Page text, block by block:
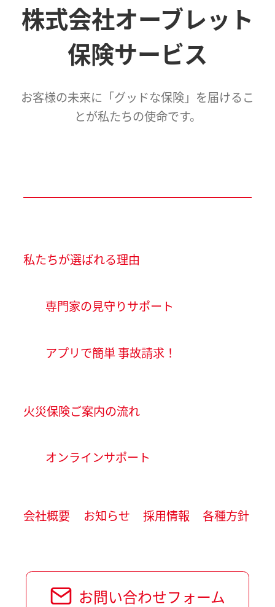
株式会社オーブレット
保険サービス
お客様の未来に「グッドな保険」を届けるこ
とが私たちの使命です。
私たちが選ばれる理由
専門家の見守りサポート
アプリで簡単 事故請求！
火災保険ご案内の流れ
オンラインサポート
会社概要 お知らせ 採用情報 各種方針
お問い合わせフォーム